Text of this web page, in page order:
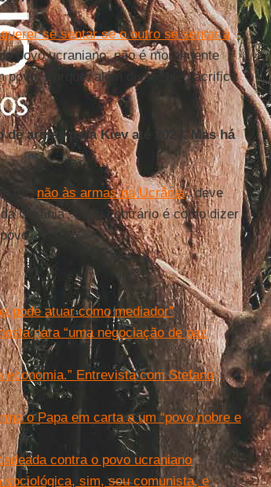
se sentar se o outro se sentar à
povo ucraniano, não é moralmente
povo. Porque, além disso, ele sacrifica
armas para Kiev até 2023. Mas há
diz 'não às armas na Ucrânia', deve
Ucrânia', caso contrário é como dizer
pode atuar como mediador”
para “uma negociação de paz
Entrevista com Stefano
o Papa em carta a um “povo nobre e
contra o povo ucraniano
sociológica, sim, sou comunista, e